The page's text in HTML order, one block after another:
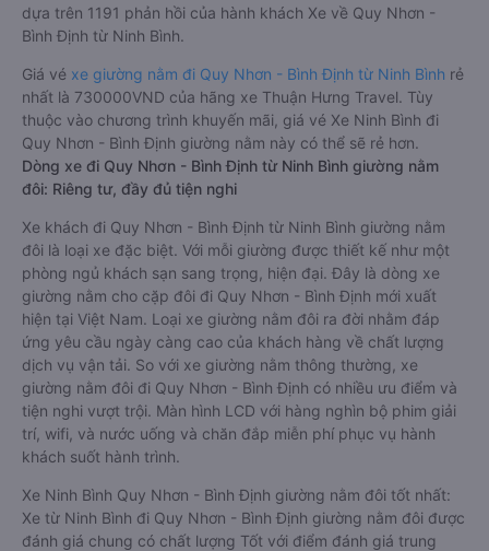
dựa trên 1191 phản hồi của hành khách Xe về Quy Nhơn -
Bình Định từ Ninh Bình.
Giá vé xe giường nằm đi Quy Nhơn - Bình Định từ Ninh Bình rẻ
nhất là 730000VND của hãng xe Thuận Hưng Travel. Tùy
thuộc vào chương trình khuyến mãi, giá vé Xe Ninh Bình đi
Quy Nhơn - Bình Định giường nằm này có thể sẽ rẻ hơn.
Dòng xe đi Quy Nhơn - Bình Định từ Ninh Bình giường nằm
đôi: Riêng tư, đầy đủ tiện nghi
Xe khách đi Quy Nhơn - Bình Định từ Ninh Bình giường nằm
đôi là loại xe đặc biệt. Với mỗi giường được thiết kế như một
phòng ngủ khách sạn sang trọng, hiện đại. Đây là dòng xe
giường nằm cho cặp đôi đi Quy Nhơn - Bình Định mới xuất
hiện tại Việt Nam. Loại xe giường nằm đôi ra đời nhằm đáp
ứng yêu cầu ngày càng cao của khách hàng về chất lượng
dịch vụ vận tải. So với xe giường nằm thông thường, xe
giường nằm đôi đi Quy Nhơn - Bình Định có nhiều ưu điểm và
tiện nghi vượt trội. Màn hình LCD với hàng nghìn bộ phim giải
trí, wifi, và nước uống và chăn đắp miễn phí phục vụ hành
khách suốt hành trình.
Xe Ninh Bình Quy Nhơn - Bình Định giường nằm đôi tốt nhất:
Xe từ Ninh Bình đi Quy Nhơn - Bình Định giường nằm đôi được
đánh giá chung có chất lượng Tốt với điểm đánh giá trung